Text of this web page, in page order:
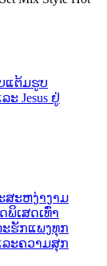
ບແຕ້ມຮູບ
Jesus ຢູ່
ສະຫງ່າງາມ
ພິເສດເທົ່າ
ຮັກແພງທຸກ
ລະຄວາມສຸກ